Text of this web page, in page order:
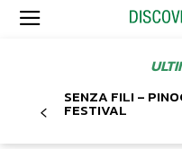
SENZA FILI –
FESTIVAL